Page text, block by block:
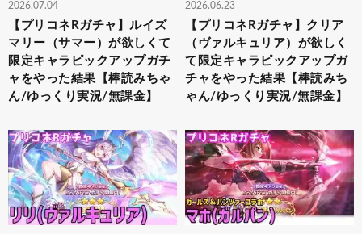
2026.07.04
【プリコネRガチャ】ルイズ
マリー（サマー）が欲しくて
限定キャラピックアップガチ
ャをやった結果【棒読みちゃ
ん/ゆっくり実況/無課金】
2026.06.23
【プリコネRガチャ】クリア
（ヴァルキュリア）が欲しく
て限定キャラピックアップガ
チャをやった結果【棒読みち
ゃん/ゆっくり実況/無課金】